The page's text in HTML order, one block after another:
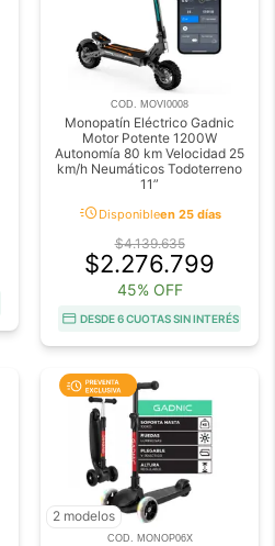
COD. MOVI0008
Monopatín Eléctrico Gadnic
Motor Potente 1200W
Autonomía 80 km Velocidad 25
km/h Neumáticos Todoterreno
11”
acuteDisponibleen 25 días
$4.139.635
$2.276.799
45% OFF
DESDE 6 CUOTAS SIN INTERÉS
2 modelos
COD. MONOP06X